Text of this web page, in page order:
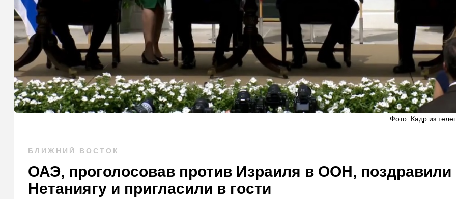
Фото: Кадр из
БЛИЖНИЙ ВОСТОК
ОАЭ, проголосовав против Израиля в ООН, поздравили
Нетаниягу и пригласили в гости